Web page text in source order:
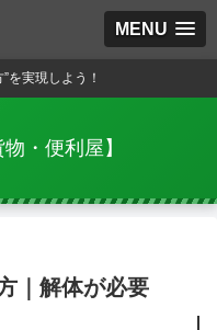
MENU
を実現しよう！
・便利屋】
｜解体が必要